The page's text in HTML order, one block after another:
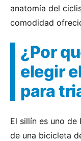
anatomía del
comodidad
¿Por
elegir
para
El sillín es uno
de una bicicleta